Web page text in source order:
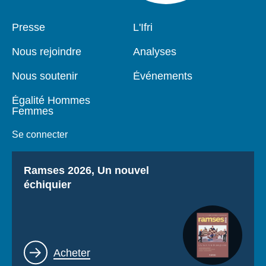
Pied
Presse
Nous rejoindre
Nous soutenir
Égalité Hommes
Femmes
Se connecter
Navigation
L'Ifri
Analyses
Événements
Titre
Ramses 2026, Un nouvel
échiquier
Lien
Acheter